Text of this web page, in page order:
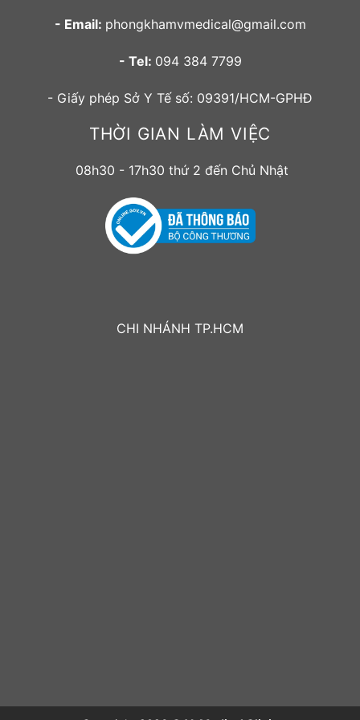
- Email: phongkhamvmedical@gmail.com
- Tel: 094 384 7799
- Giấy phép Sở Y Tế số: 09391/HCM-GPHĐ
THỜI GIAN LÀM VIỆC
08h30 - 17h30 thứ 2 đến Chủ Nhật
CHI NHÁNH TP.HCM